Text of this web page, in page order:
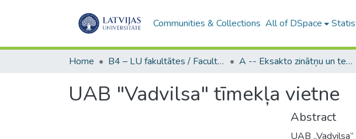
Communities & Collections All of DSpace
Home B4 – LU fakultātes / Faculties of the UL A -- Eksakto zinātņu un tehnoloģiju fakultāte / Faculty of Science and Technology
UAB "Vadvilsa" tīmekļa vietne
Abstract
UAB